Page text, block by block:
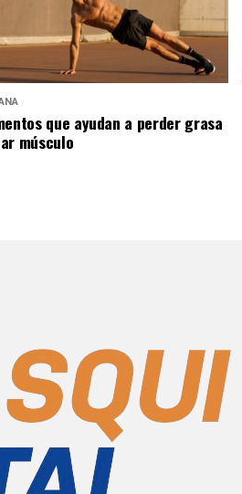
que ayudan a perder grasa
músculo